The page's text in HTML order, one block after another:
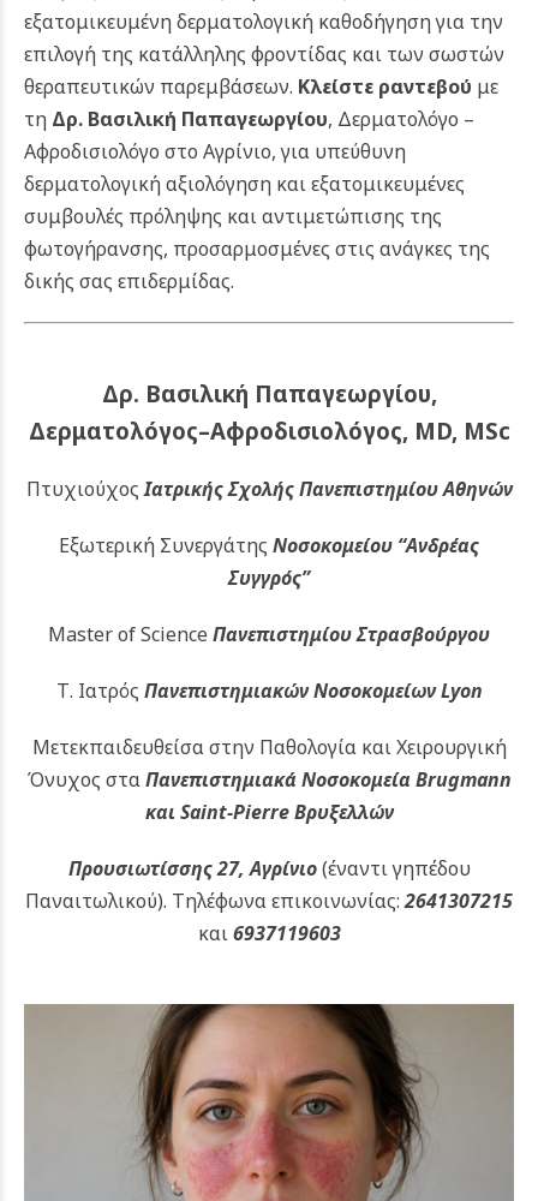
εξατομικευμένη δερματολογική καθοδήγηση για την
επιλογή της κατάλληλης φροντίδας και των σωστών
θεραπευτικών παρεμβάσεων. Κλείστε ραντεβού με
τη Δρ. Βασιλική Παπαγεωργίου, Δερματολόγο –
Αφροδισιολόγο στο Αγρίνιο, για υπεύθυνη
δερματολογική αξιολόγηση και εξατομικευμένες
συμβουλές πρόληψης και αντιμετώπισης της
φωτογήρανσης, προσαρμοσμένες στις ανάγκες της
δικής σας επιδερμίδας.
Δρ. Βασιλική Παπαγεωργίου,
Δερματολόγος–Αφροδισιολόγος, MD, MSc
ΠτυχιούχοςΙατρικής Σχολής Πανεπιστημίου Αθηνών
Εξωτερική Συνεργάτης Νοσοκομείου “Ανδρέας
Συγγρός”
Master of Science Πανεπιστημίου Στρασβούργου
Τ. Ιατρός Πανεπιστημιακών Νοσοκομείων Lyon
Μετεκπαιδευθείσα στην Παθολογία και Χειρουργική
Όνυχος σταΠανεπιστημιακά Νοσοκομεία Brugmann
και Saint-Pierre Βρυξελλών
Προυσιωτίσσης 27, Αγρίνιο(έναντι γηπέδου
Παναιτωλικού). Τηλέφωνα επικοινωνίας:2641307215
και6937119603